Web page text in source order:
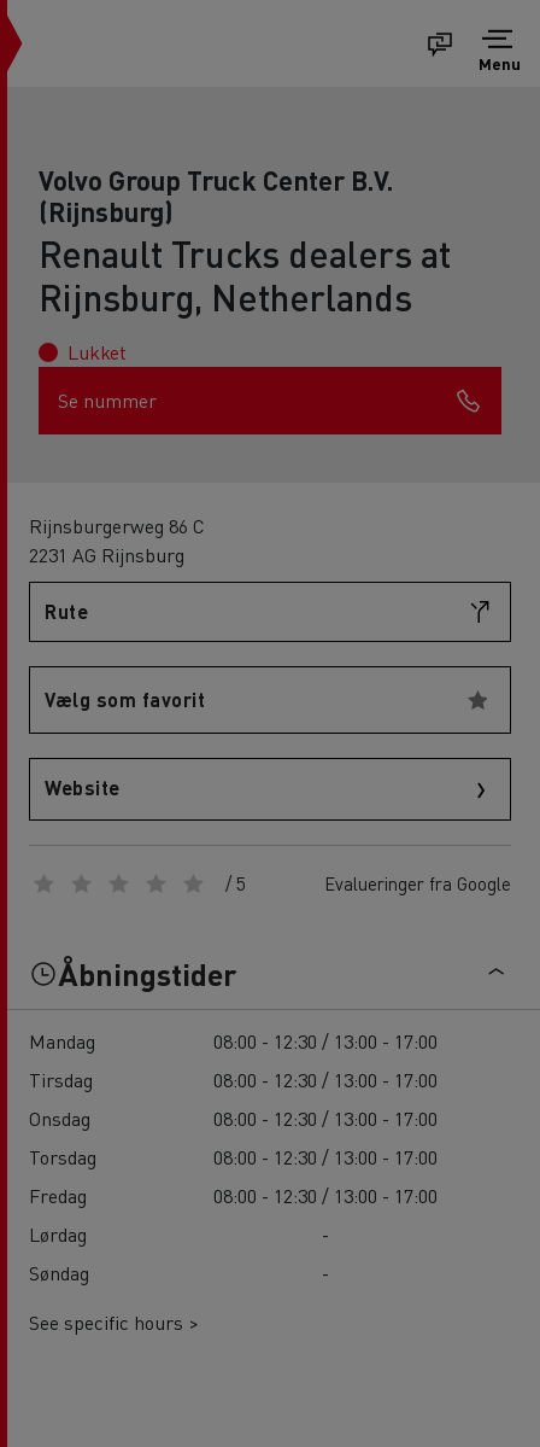
Menu
Volvo Group Truck Center B.V.
(Rijnsburg)
Renault Trucks dealers at
Rijnsburg, Netherlands
Lukket
Se nummer
Rijnsburgerweg 86 C
2231 AG Rijnsburg
Rute
Vælg som favorit
Website
/ 5 Evalueringer fra Google
Åbningstider
Mandag
08:00 - 12:30 / 13:00 - 17:00
Tirsdag
08:00 - 12:30 / 13:00 - 17:00
Onsdag
08:00 - 12:30 / 13:00 - 17:00
Torsdag
08:00 - 12:30 / 13:00 - 17:00
Fredag
08:00 - 12:30 / 13:00 - 17:00
Lørdag
-
Søndag
-
See specific hours >